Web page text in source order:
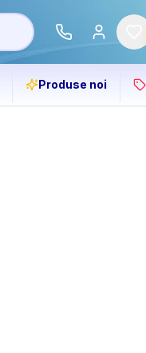
Produse noi